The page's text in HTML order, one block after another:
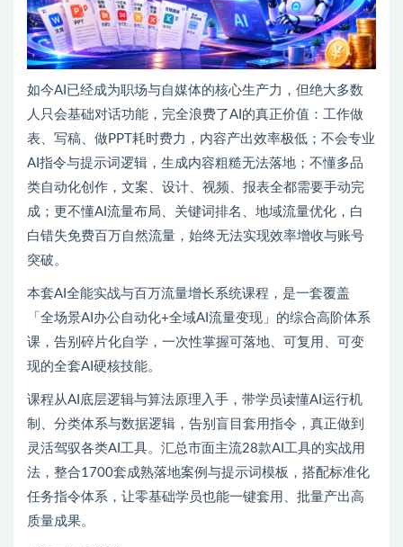
如今AI已经成为职场与自媒体的核心生产力，但绝大多数
人只会基础对话功能，完全浪费了AI的真正价值：工作做
表、写稿、做PPT耗时费力，内容产出效率极低；不会专业
AI指令与提示词逻辑，生成内容粗糙无法落地；不懂多品
类自动化创作，文案、设计、视频、报表全都需要手动完
成；更不懂AI流量布局、关键词排名、地域流量优化，白
白错失免费百万自然流量，始终无法实现效率增收与账号
突破。
本套AI全能实战与百万流量增长系统课程，是一套覆盖
「全场景AI办公自动化+全域AI流量变现」的综合高阶体系
课，告别碎片化自学，一次性掌握可落地、可复用、可变
现的全套AI硬核技能。
课程从AI底层逻辑与算法原理入手，带学员读懂AI运行机
制、分类体系与数据逻辑，告别盲目套用指令，真正做到
灵活驾驭各类AI工具。汇总市面主流28款AI工具的实战用
法，整合1700套成熟落地案例与提示词模板，搭配标准化
任务指令体系，让零基础学员也能一键套用、批量产出高
质量成果。